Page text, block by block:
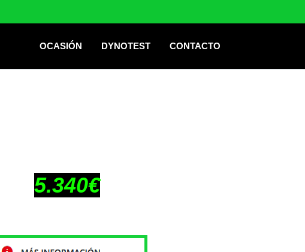
OCASIÓN DYNOTEST CONTACTO
5.340€